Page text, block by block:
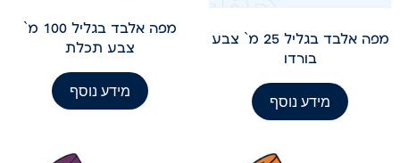
מפה אלבד בגליל 25 מ` צבע
בורדו
מידע נוסף
מפה אלבד בגליל 100 מ`
צבע תכלת
מידע נוסף